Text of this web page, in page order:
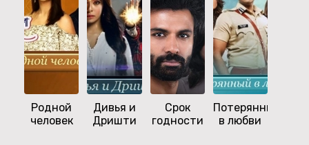
Родной
человек
Дивья и
Дришти
Срок
годности
Потерянный
в любви